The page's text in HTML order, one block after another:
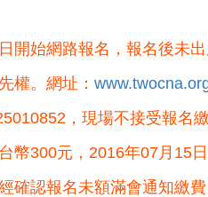
開始網路報名，報名後未
權。網址：
，現場不接受報名
幣300元，2016年07月15
確認報名未額滿會通知繳